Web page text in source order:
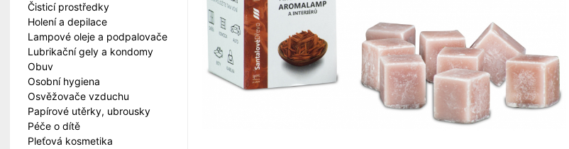
Čisticí prostředky
Holení a depilace
Lampové oleje a podpalovače
Lubrikační gely a kondomy
Obuv
Osobní hygiena
Osvěžovače vzduchu
Papírové utěrky, ubrousky
Péče o dítě
Pleťová kosmetika